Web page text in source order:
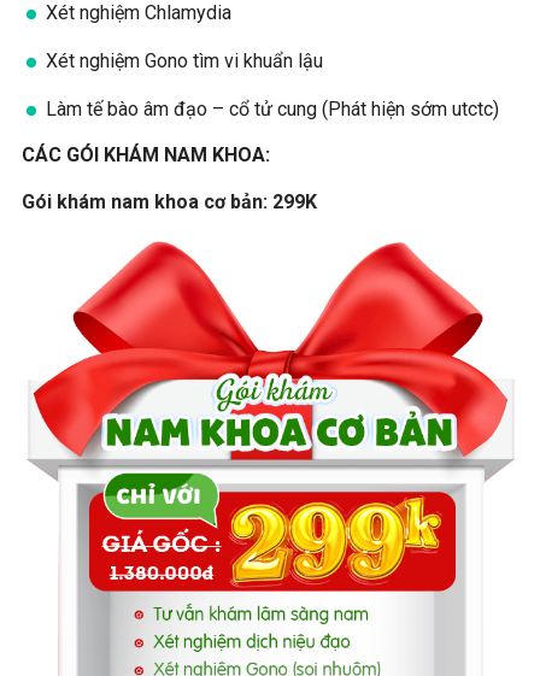
Xét nghiệm Chlamydia
Xét nghiệm Gono tìm vi khuẩn lậu
Làm tế bào âm đạo – cổ tử cung (Phát hiện sớm utctc)
CÁC GÓI KHÁM NAM KHOA:
Gói khám nam khoa cơ bản: 299K